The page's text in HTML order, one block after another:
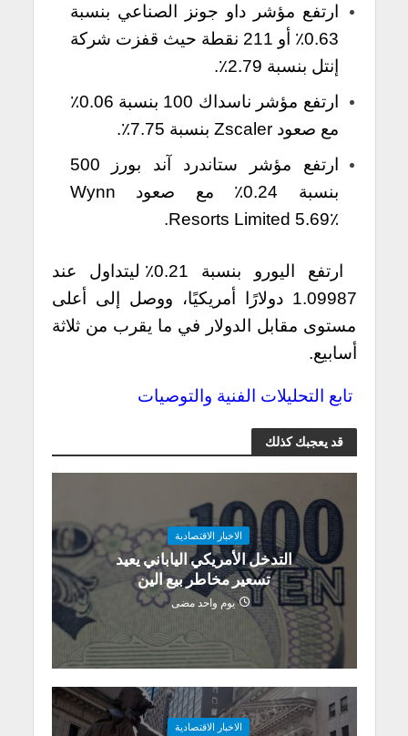
ارتفع مؤشر داو جونز الصناعي بنسبة
0.63٪ أو 211 نقطة حيث قفزت شركة
إنتل بنسبة 2.79٪.
ارتفع مؤشر ناسداك 100 بنسبة 0.06٪
مع صعود Zscaler بنسبة 7.75٪.
ارتفع مؤشر ستاندرد آند بورز 500
بنسبة 0.24٪ مع صعود Wynn
Resorts Limited 5.69٪.
ارتفع اليورو بنسبة 0.21٪ ليتداول عند
1.09987 دولارًا أمريكيًا، ووصل إلى أعلى
مستوى مقابل الدولار في ما يقرب من ثلاثة
أسابيع.
تابع التحليلات الفنية والتوصيات
قد يعجبك كذلك
الاخبار الاقتصادية
التدخل الأمريكي الياباني يعيد
تسعير مخاطر بيع الين
يوم واحد مضى
الاخبار الاقتصادية